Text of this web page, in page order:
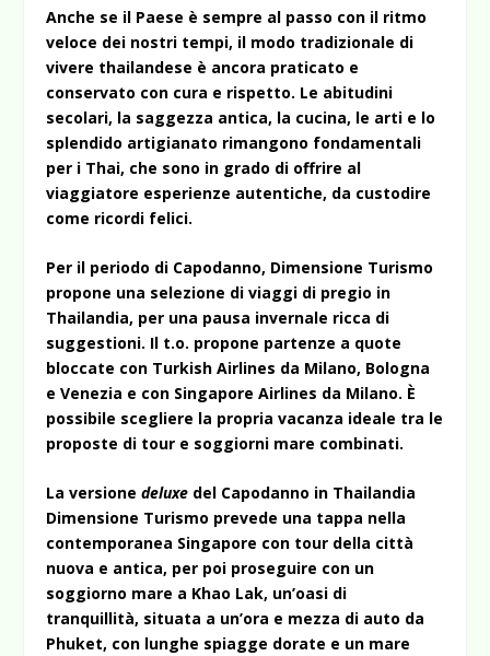
Anche se il Paese è sempre al passo con il ritmo
veloce dei nostri tempi, il modo tradizionale di
vivere thailandese è ancora praticato e
conservato con cura e rispetto. Le abitudini
secolari, la saggezza antica, la cucina, le arti e lo
splendido artigianato rimangono fondamentali
per i Thai, che sono in grado di offrire al
viaggiatore esperienze autentiche, da custodire
come ricordi felici.
Per il periodo di Capodanno, Dimensione Turismo
propone una selezione di viaggi di pregio in
Thailandia, per una pausa invernale ricca di
suggestioni. Il t.o. propone partenze a quote
bloccate con Turkish Airlines da Milano, Bologna
e Venezia e con Singapore Airlines da Milano. È
possibile scegliere la propria vacanza ideale tra le
proposte di tour e soggiorni mare combinati.
La versionedeluxe del Capodanno in Thailandia
Dimensione Turismo prevede una tappa nella
contemporanea Singapore con tour della città
nuova e antica, per poi proseguire con un
soggiorno mare a Khao Lak, un’oasi di
tranquillità, situata a un’ora e mezza di auto da
Phuket, con lunghe spiagge dorate e un mare